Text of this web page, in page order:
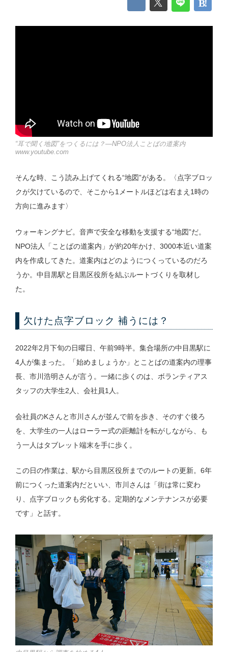
“耳で聞く地図”をつくるには？—NPO法人ことばの道案内
www.youtube.com
そんな時、こう読み上げてくれる“地図”がある。〈点字ブロッ
クが欠けているので、そこから1メートルほどは右まえ1時の
方向に進みます〉
ウォーキングナビ。音声で安全な移動を支援する“地図”だ。
NPO法人「ことばの道案内」が約20年かけ、3000本近い道案
内を作成してきた。道案内はどのようにつくっているのだろ
うか。中目黒駅と目黒区役所を結ぶルートづくりを取材し
た。
欠けた点字ブロック 補うには？
2022年2月下旬の日曜日、午前9時半。集合場所の中目黒駅に
4人が集まった。「始めましょうか」とことばの道案内の理事
長、市川浩明さんが言う。一緒に歩くのは、ボランティアス
タッフの大学生2人、会社員1人。
会社員のKさんと市川さんが並んで前を歩き、そのすぐ後ろ
を、大学生の一人はローラー式の距離計を転がしながら、も
う一人はタブレット端末を手に歩く。
この日の作業は、駅から目黒区役所までのルートの更新。6年
前につくった道案内だといい、市川さんは「街は常に変わ
り、点字ブロックも劣化する。定期的なメンテナンスが必要
です」と話す。